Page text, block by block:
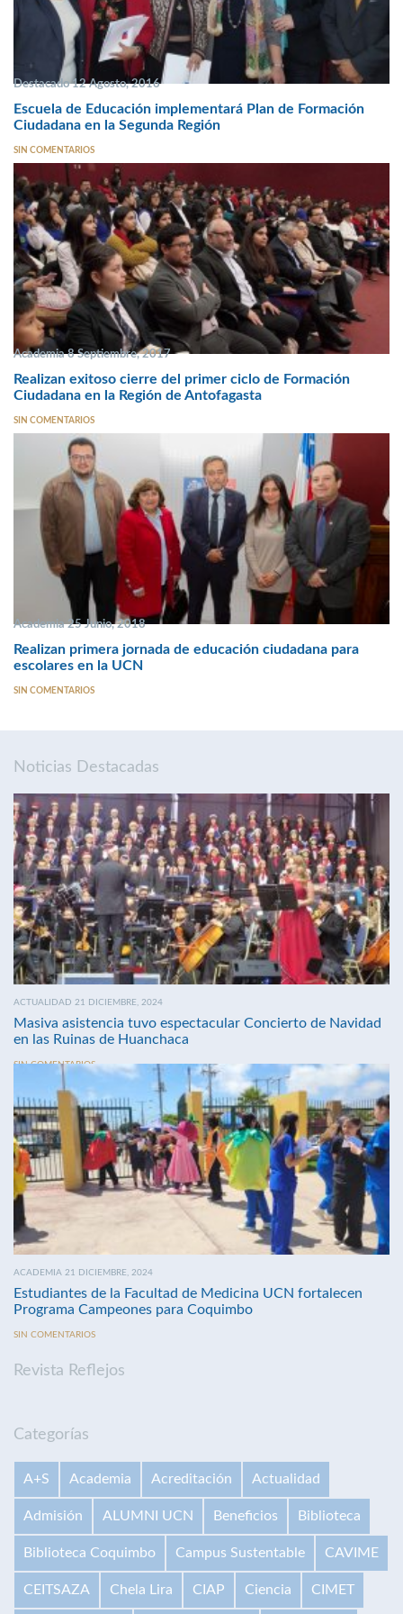
Destacado 12 Agosto, 2016
Escuela de Educación implementará Plan de Formación
Ciudadana en la Segunda Región
SIN COMENTARIOS
Academia 8 Septiembre, 2017
Realizan exitoso cierre del primer ciclo de Formación
Ciudadana en la Región de Antofagasta
SIN COMENTARIOS
Academia 25 Junio, 2018
Realizan primera jornada de educación ciudadana para
escolares en la UCN
SIN COMENTARIOS
Noticias Destacadas
ACTUALIDAD 21 DICIEMBRE, 2024
Masiva asistencia tuvo espectacular Concierto de Navidad
en las Ruinas de Huanchaca
SIN COMENTARIOS
ACADEMIA 21 DICIEMBRE, 2024
Estudiantes de la Facultad de Medicina UCN fortalecen
Programa Campeones para Coquimbo
SIN COMENTARIOS
Revista Reflejos
Categorías
A+S Academia Acreditación Actualidad
Admisión ALUMNI UCN Beneficios Biblioteca
Biblioteca Coquimbo Campus Sustentable CAVIME
CEITSAZA Chela Lira CIAP Ciencia CIMET